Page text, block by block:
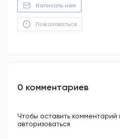
Написать нам
Пожаловаться
0 комментариев
Чтобы оставить
авторизоваться